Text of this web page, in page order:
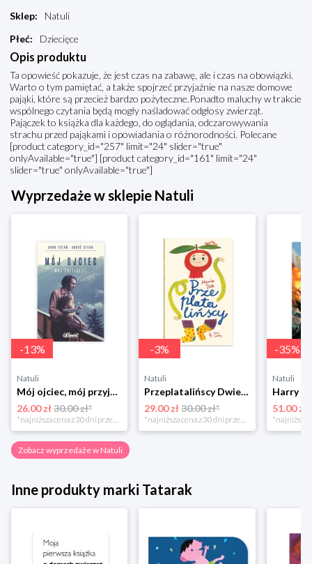
Sklep:
Natuli
Płeć: Dziecięce
Opis produktu
Ta opowieść pokazuje, że jest czas na zabawę, ale i czas na obowiązki.
Warto o tym pamiętać, a także spojrzeć przyjaźnie na nasze domowe
pająki, które są przecież bardzo pożyteczne.Ponadto maluchy w trakcie
wspólnego czytania będą mogły naśladować odgłosy zwierząt.
Pajączek to książka dla każdego, do oglądania, odczarowywania
strachu przed pająkami i opowiadania o różnorodności. Polecane
[product category_id="257" limit="24" slider="true"
onlyAvailable="true"] [product category_id="161" limit="24"
slider="true" onlyAvailable="true"]
Wyprzedaże w sklepie Natuli
-13%
Natuli
Mój ojciec, mój przyjaciel Element
26.00 zł30.00 zł*
*najniższa cena z 30 dni przed obniżką
-3%
Natuli
Przeplatalińscy Dwie siostry
29.00 zł 30.00 zł*
*najniższa cena z 30 dni przed obniżką
-35%
Natuli
51.00 zł
Zobacz wyprzedaże w Natuli
Inne produkty marki Tatarak